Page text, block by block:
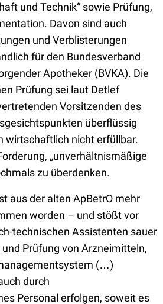
und Technik“ sowie Prüfung,
Davon sind auch
und Verblisterungen
für den Bundesverband
Apotheker (BVKA). Die
Prüfung sei laut Detlef
Vorsitzenden des
überflüssig
wirtschaftlich nicht erfüllbar.
„unverhältnismäßige
zu überdenken.
aus der alten ApBetrO mehr
worden – und stößt vor
technischen Assistenten sauer
und Prüfung von Arzneimitteln,
(…)
durch
Personal erfolgen, soweit es